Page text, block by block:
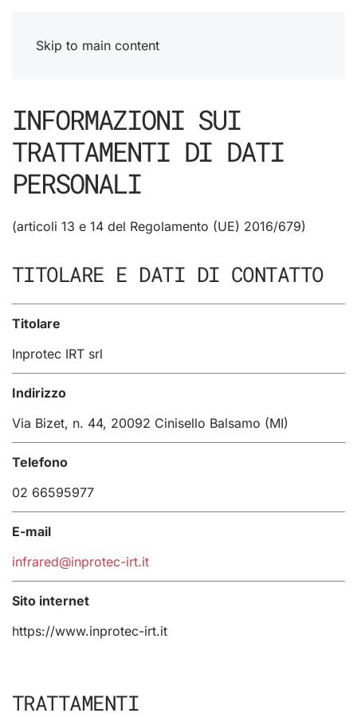
Skip to main content
INFORMAZIONI SUI
TRATTAMENTI DI DATI
PERSONALI
(articoli 13 e 14 del Regolamento (UE) 2016/679)
TITOLARE E DATI DI CONTATTO
Titolare
Inprotec IRT srl
Indirizzo
Via Bizet, n. 44, 20092 Cinisello Balsamo (MI)
Telefono
02 66595977
E-mail
infrared@inprotec-irt.it
Sito internet
https://www.inprotec-irt.it
TRATTAMENTI